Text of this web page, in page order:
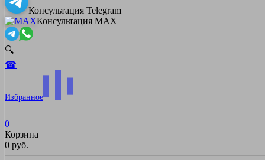
Консультация Telegram
Консультация MAX
🔍
☎
Избранное
0
Корзина
0 руб.